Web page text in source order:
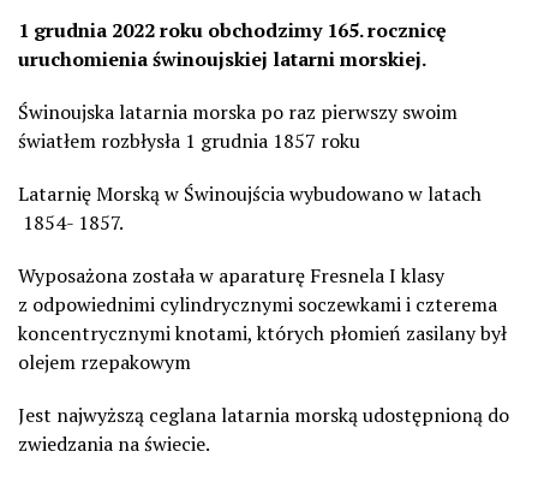
1 grudnia 2022 roku obchodzimy 165. rocznicę
uruchomienia świnoujskiej latarni morskiej.
Świnoujska latarnia morska po raz pierwszy swoim
światłem rozbłysła 1 grudnia 1857 roku
Latarnię Morską w Świnoujścia wybudowano w latach
1854- 1857.
Wyposażona została w aparaturę Fresnela I klasy
z odpowiednimi cylindrycznymi soczewkami i czterema
koncentrycznymi knotami, których płomień zasilany był
olejem rzepakowym
Jest najwyższą ceglana latarnia morską udostępnioną do
zwiedzania na świecie.